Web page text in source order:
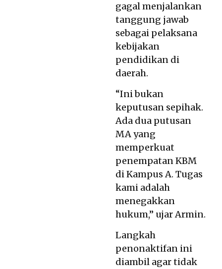
gagal menjalankan
tanggung jawab
sebagai pelaksana
kebijakan
pendidikan di
daerah.
“Ini bukan
keputusan sepihak.
Ada dua putusan
MA yang
memperkuat
penempatan KBM
di Kampus A. Tugas
kami adalah
menegakkan
hukum,” ujar Armin.
Langkah
penonaktifan ini
diambil agar tidak